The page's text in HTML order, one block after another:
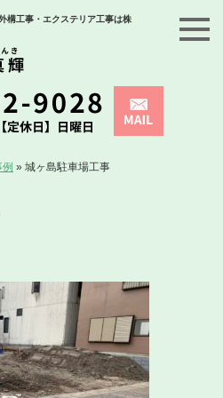
構工事・エクステリア工事は株
» 城ヶ島駐車場工事